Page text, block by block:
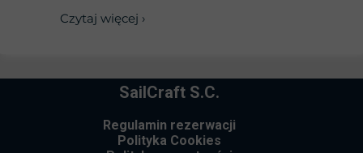
Czytaj więcej ›
SailCraft S.C.
Regulamin rezerwacji
Polityka Cookies